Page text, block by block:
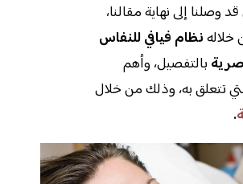
وصلنا إلى نهاية مقالنا،
نظام فيافي للنفاس
بالتفصيل، وأهم
تتعلق به، وذلك من خلال
.